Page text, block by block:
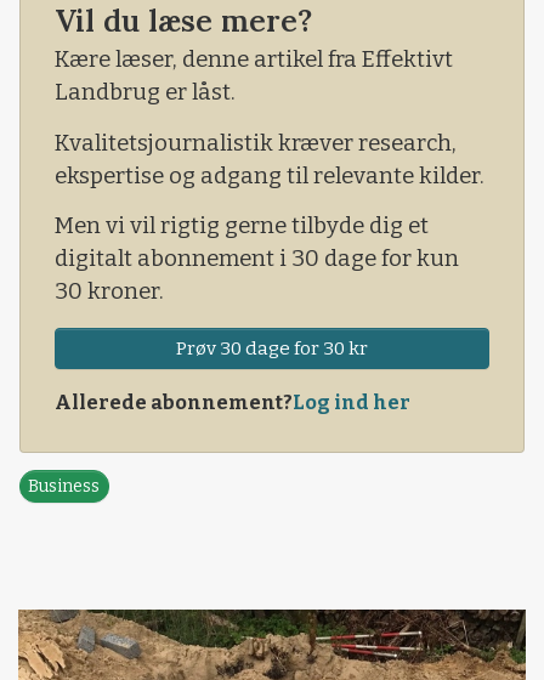
at der kommer smitte ind på slagteriet.
Vil du læse mere?
Kære læser, denne artikel fra Effektivt
Landbrug er låst.
Kvalitetsjournalistik kræver research,
ekspertise og adgang til relevante kilder.
Men vi vil rigtig gerne tilbyde dig et
digitalt abonnement i 30 dage for kun
30 kroner.
Prøv 30 dage for 30 kr
Allerede abonnement?Log ind her
Business